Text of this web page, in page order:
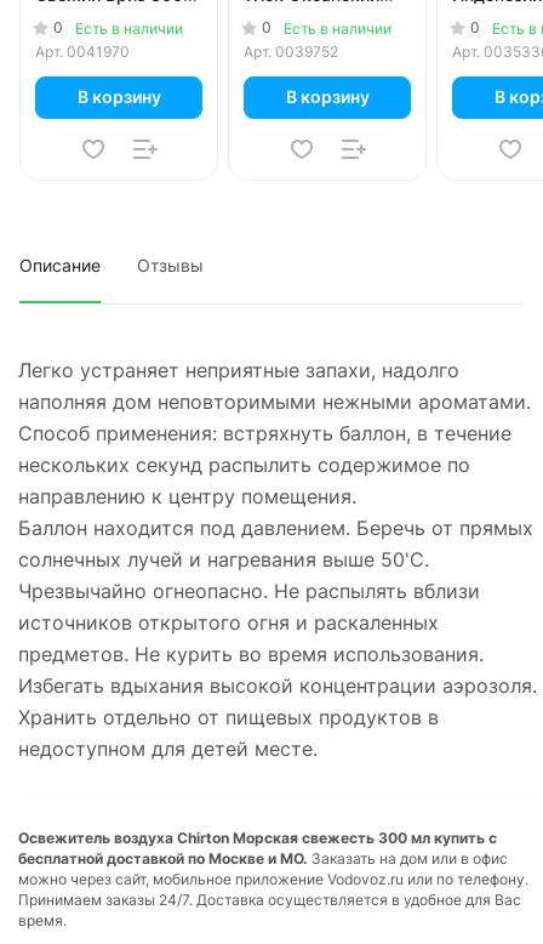
мл0
Есть в наличии
Арт. 0041970
В корзину
Бриз 250 мл
0
Есть в наличии
Арт. 0039752
В корзину
сандал
0
Есть в
Арт.
В
Описание Отзывы
Легко устраняет неприятные запахи, надолго
наполняя дом неповторимыми нежными ароматами.
Способ применения: встряхнуть баллон, в течение
нескольких секунд распылить содержимое по
направлению к центру помещения.
Баллон находится под давлением. Беречь от прямых
солнечных лучей и нагревания выше 50'С.
Чрезвычайно огнеопасно. Не распылять вблизи
источников открытого огня и раскаленных
предметов. Не курить во время использования.
Избегать вдыхания высокой концентрации аэрозоля.
Хранить отдельно от пищевых продуктов в
недоступном для детей месте.
Освежитель воздуха Chirton Морская свежесть 300 мл купить с
бесплатной доставкой по Москве и МО. Заказать на дом или в офис
можно через сайт, мобильное приложение Vodovoz.ru или по телефону.
Принимаем заказы 24/7. Доставка осуществляется в удобное для Вас
время.